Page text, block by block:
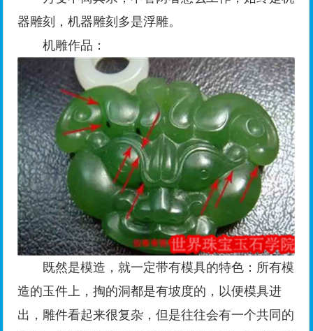
器雕刻，机器雕刻多是浮雕。
机雕作品：
既然是模造，就一定带有模具的特色：所有模
造的玉件上，掏的洞都是有坡度的，以便模具进
出，雕件看起来很复杂，但是往往会有一个共同的